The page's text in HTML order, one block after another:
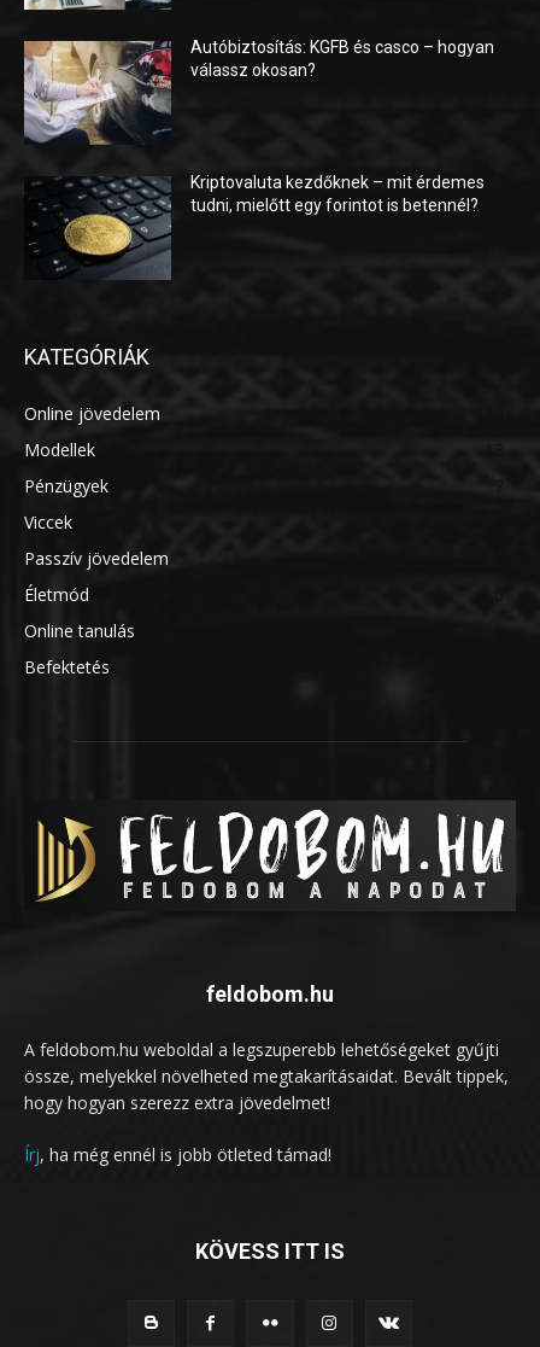
Autóbiztosítás: KGFB és casco – hogyan
válassz okosan?
Kriptovaluta kezdőknek – mit érdemes
tudni, mielőtt egy forintot is betennél?
KATEGÓRIÁK
Online jövedelem
Modellek
Pénzügyek
Viccek
Passzív jövedelem
Életmód
Online tanulás
Befektetés
feldobom.hu
A feldobom.hu weboldal a legszuperebb lehetőségeket gyűjti
össze, melyekkel növelheted megtakarításaidat. Bevált tippek,
hogy hogyan szerezz extra jövedelmet!
Írj, ha még ennél is jobb ötleted támad!
KÖVESS ITT IS